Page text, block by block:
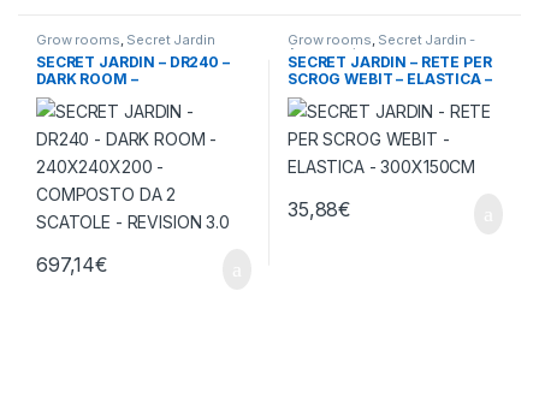
Grow rooms, Secret Jardin
SECRET JARDIN – DR240 –
DARK ROOM –
240X240X200 – COMPOSTO
DA 2 SCATOLE – REVISION
3.0
697,14€
Grow rooms, Secret Jardin -
Accessori
SECRET JARDIN – RETE PER
SCROG WEBIT – ELASTICA –
300X150CM
35,88€